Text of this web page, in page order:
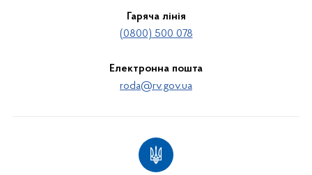
Гаряча лінія
(0800) 500 078
Електронна пошта
roda@rv.gov.ua